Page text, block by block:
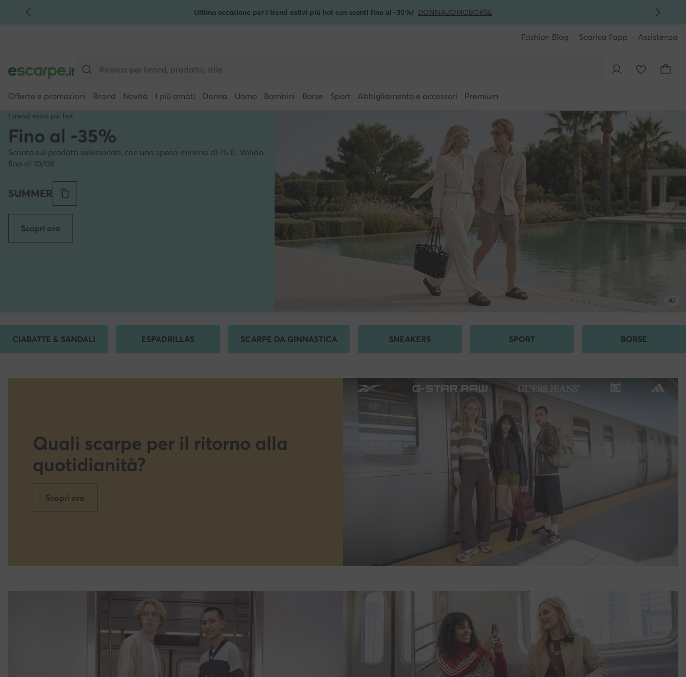
VAI AL CONTENUTO PRINCIPALE Ultima occasione per i trend estivi più hot con sconti fino al -35%! DONNAUOMOBORSE
Fashion Blog Scarica l'app Assistenza
Offerte e promozioni Brand Novità I più amati Donna Uomo Bambini Borse Sport Abbigliamento e accessori Premium
I trend estivi più hot
Fino al -35%
Sconto sui prodotti selezionati, con una spesa minima di 75 €. Valido
fino al 10/08
SUMMER
Scopri ora
CIABATTE & SANDALI ESPADRILLAS SCARPE DA GINNASTICA SNEAKERS SPORT BORSE
Quali scarpe per il ritorno alla
quotidianità?
Scopri ora